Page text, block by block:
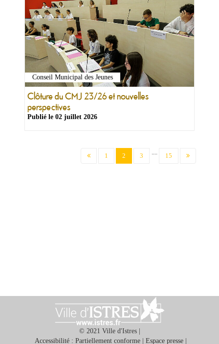
Conseil Municipal des Jeunes
Clôture du CMJ 23/26 et nouvelles
perspectives
Publié le 02 juillet 2026
1 2 (current)
3 .... 15
© 2021 Ville d'Istres |
Accessibilité : Partiellement conforme| Espace presse|